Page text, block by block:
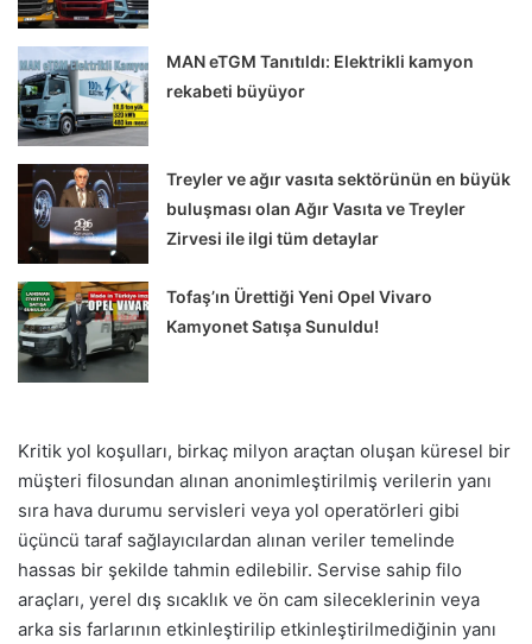
MAN eTGM Tanıtıldı: Elektrikli kamyon
rekabeti büyüyor
Treyler ve ağır vasıta sektörünün en büyük
buluşması olan Ağır Vasıta ve Treyler
Zirvesi ile ilgi tüm detaylar
Tofaş’ın Ürettiği Yeni Opel Vivaro
Kamyonet Satışa Sunuldu!
Kritik yol koşulları, birkaç milyon araçtan oluşan küresel bir
müşteri filosundan alınan anonimleştirilmiş verilerin yanı
sıra hava durumu servisleri veya yol operatörleri gibi
üçüncü taraf sağlayıcılardan alınan veriler temelinde
hassas bir şekilde tahmin edilebilir. Servise sahip filo
araçları, yerel dış sıcaklık ve ön cam sileceklerinin veya
arka sis farlarının etkinleştirilip etkinleştirilmediğinin yanı